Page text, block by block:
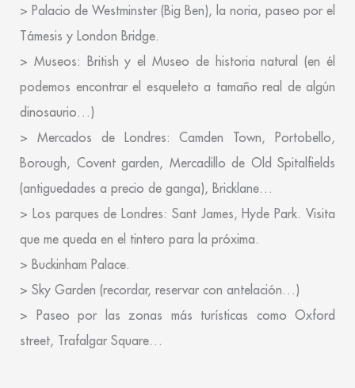
> Palacio de Westminster (Big Ben), la noria, paseo por el
Támesis y London Bridge.
> Museos: British y el Museo de historia natural (en él
podemos encontrar el esqueleto a tamaño real de algún
dinosaurio…)
> Mercados de Londres: Camden Town, Portobello,
Borough, Covent garden, Mercadillo de Old Spitalfields
(antiguedades a precio de ganga), Bricklane…
> Los parques de Londres: Sant James, Hyde Park. Visita
que me queda en el tintero para la próxima.
> Buckinham Palace.
> Sky Garden (recordar, reservar con antelación…)
> Paseo por las zonas más turísticas como Oxford
street, Trafalgar Square…